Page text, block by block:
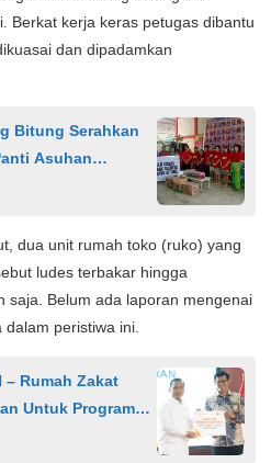
Berkat kerja keras petugas dibantu
dan dipadamkan
Bitung Serahkan
Asuhan
dua unit rumah toko (ruko) yang
ludes terbakar hingga
saja. Belum ada laporan mengenai
peristiwa ini.
– Rumah Zakat
Untuk Program
di 15 Provinsi